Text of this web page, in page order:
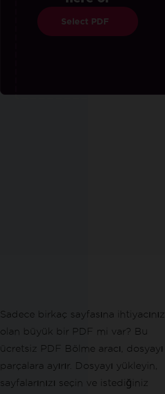
Sadece birkaç sayfasına ihtiyacınız
olan büyük bir PDF mi var? Bu
ücretsiz PDF Bölme aracı, dosyayı
parçalara ayırır. Dosyayı yükleyin,
sayfalarınızı seçin ve istediğiniz